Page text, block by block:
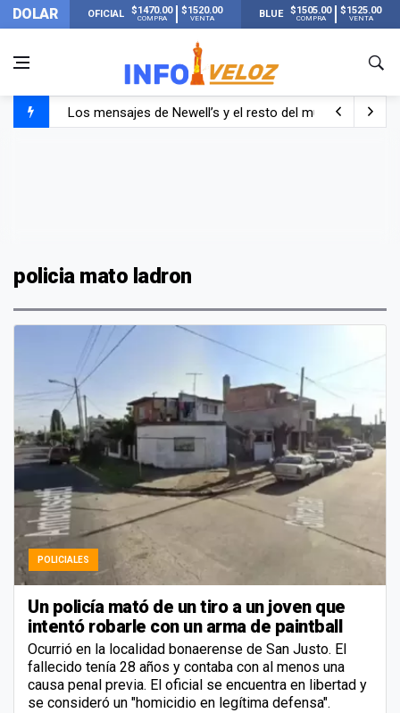
DOLAR OFICIAL $1470.00
COMPRA
$1520.00
VENTA BLUE $1505.00
COMPRA
$1525.00
VENTA
Los mensajes de Newell’s y el resto del mundo del
policia mato ladron
POLICIALES
Un policía mató de un tiro a un joven que
intentó robarle con un arma de paintball
Ocurrió en la localidad bonaerense de San Justo. El
fallecido tenía 28 años y contaba con al menos una
causa penal previa. El oficial se encuentra en libertad y
se consideró un "homicidio en legítima defensa".